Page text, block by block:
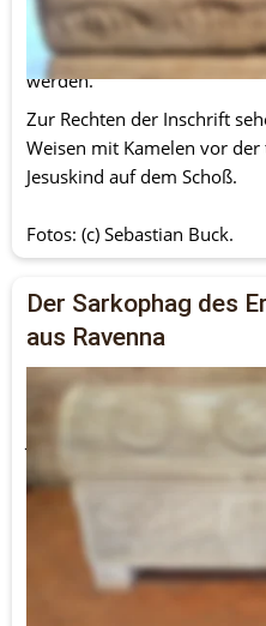
Doch die Flammen fügen
dass die drei Jünglinge auf
werden.
Zur Rechten der Inschrift
Weisen mit Kamelen vor
Jesuskind auf dem Schoß.
Fotos: (c) Sebastian Buck.
Der Sarkophag des
aus Ravenna
Es handelt sich hierbei um
Sarkophag mit gewölbtem
Jahrhunderts n. Chr. Die
Christusmonogramm (Chi-
Buchstaben Alpha und
Ende. Gerahmt wird es
ein Symbol für Ewigkeit
Weinranken dargestellt.